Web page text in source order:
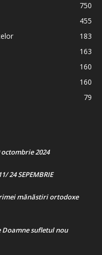
750
455
183
163
160
160
79
2024
24 SEPEMBRIE
mănăstiri ortodoxe
Doamne sufletul nou